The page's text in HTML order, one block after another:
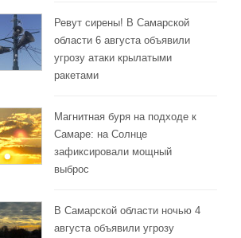
Ревут сирены! В Самарской
области 6 августа объявили
угрозу атаки крылатыми
ракетами
Магнитная буря на подходе к
Самаре: на Солнце
зафиксировали мощный
выброс
В Самарской области ночью 4
августа объявили угрозу